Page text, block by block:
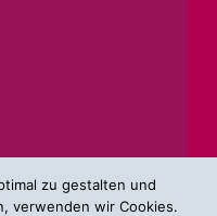
zu gestalten und
verwenden wir Cookies.